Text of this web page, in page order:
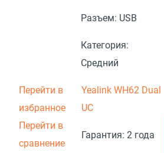
Разъем: USB
Категория:
Средний
Перейти в
избранное
Перейти в
сравнение
Yealink WH62 Dual
UC
Гарантия: 2 года